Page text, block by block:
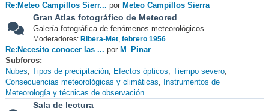
Re:Meteo Campillos Sierr... por Meteo Campillos Sierra
Gran Atlas fotográfico de Meteored
Galería fotográfica de fenómenos meteorológicos.
Moderadores: Ribera-Met, febrero 1956
Re:Necesito conocer las ... por M_Pinar
Subforos
Nubes Tipos de precipitación Efectos ópticos Tiempo severo
Consecuencias meteorológicas y climáticas
Instrumentos de
Meteorología y técnicas de observación
Sala de lectura